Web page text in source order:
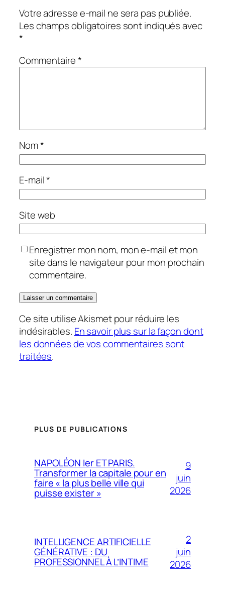
Votre adresse e-mail ne sera pas publiée.
Les champs obligatoires sont indiqués avec
*
Commentaire*
Nom*
E-mail*
Site web
Enregistrer mon nom, mon e-mail et mon
site dans le navigateur pour mon prochain
commentaire.
Ce site utilise Akismet pour réduire les
indésirables. En savoir plus sur la façon dont
les données de vos commentaires sont
traitées.
PLUS DE PUBLICATIONS
NAPOLÉON Ier ET PARIS.
Transformer la capitale pour en
faire « la plus belle ville qui
puisse exister »
9
juin
2026
INTELLIGENCE ARTIFICIELLE
GÉNÉRATIVE : DU
PROFESSIONNEL À L’INTIME
2
juin
2026